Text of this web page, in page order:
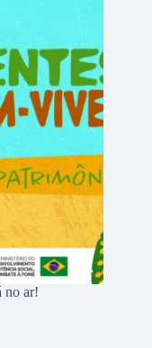
no ar!